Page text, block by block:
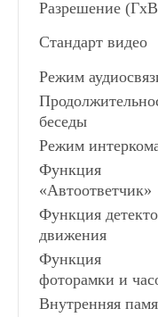
Разрешение
Стандарт видео
Режим
беседы
Режим
Функция
«Автоответчик»
Функция
движения
Функция
фоторамки и
Внутренняя